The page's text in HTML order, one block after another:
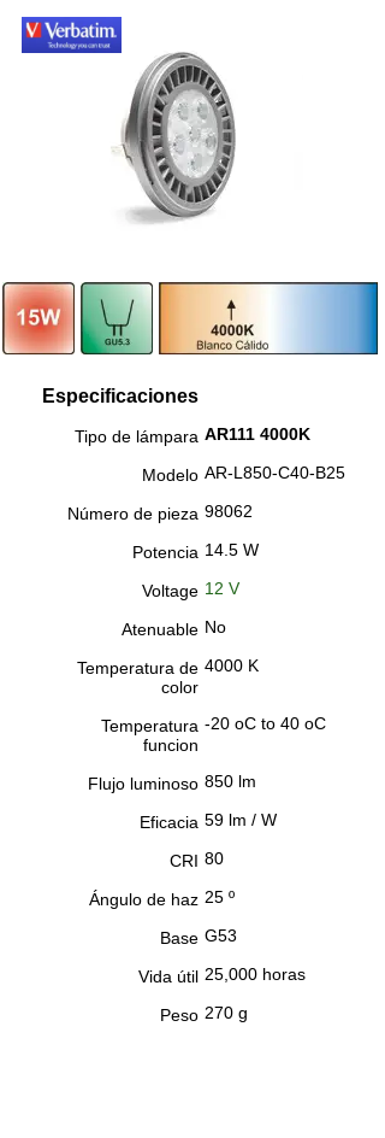
AR111 4000K
AR-L850-C40-B25
98062
14.5 W
12 V
No
4000 K
-20 oC to 40 oC
850 lm
59 lm / W
80
25 º
G53
25,000 horas
270 g
Especificaciones
Tipo de lámpara
Modelo
Número de pieza
Potencia
Voltage
Atenuable
Temperatura de
color
Temperatura
funcion
Flujo luminoso
Eficacia
CRI
Ángulo de haz
Base
Vida útil
Peso